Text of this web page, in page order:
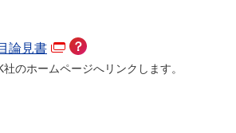
論見書 ？
のホームページへリンクします。